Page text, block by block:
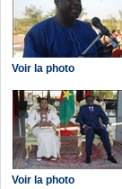
Voir la photo
Voir la photo